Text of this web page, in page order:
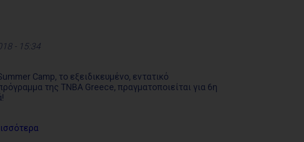
- 15:34
Camp, το εξειδικευμένο, εντατικό
της TNBA Greece, πραγματοποιείται για 6η